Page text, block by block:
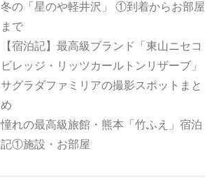
冬の「星のや軽井沢」 ①到着からお部屋
まで
【宿泊記】最高級ブランド「東山ニセコ
ビレッジ・リッツカールトンリザーブ」
サグラダファミリアの撮影スポットまと
め
憧れの最高級旅館・熊本「竹ふえ」宿泊
記①施設・お部屋